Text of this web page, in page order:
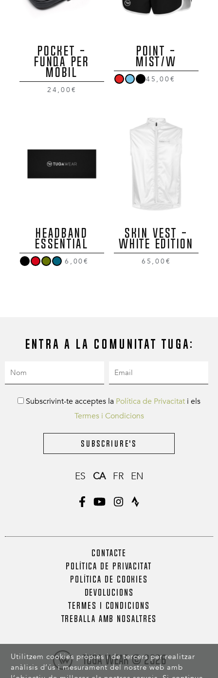
POCKET -
FUNDA PER
MÓBIL
24,00€
POINT -
MIST/W
45,00€
HEADBAND
ESSENTIAL
6,00€
SKIN VEST -
WHITE EDITION
65,00€
Utilitzem cookies pròpies i de tercers per realitzar
anàlisis d’ús i mesurament del nostre web amb
Entra a la comunitat Tuga:
Subscrivint-te acceptes la Política de Privacitat i els
Termes i Condicions
Subscriure's
ES CA FR EN
CONTACTE
POLÍTICA DE PRIVACITAT
POLÍTICA DE COOKIES
DEVOLUCIONS
TERMES I CONDICIONS
TREBALLA AMB NOSALTRES
Tuga Wear © 2026